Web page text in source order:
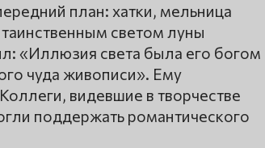
план: хатки, мельница
светом луны
«Иллюзия света была его богом
чуда живописи». Ему
видевшие в творчестве
поддержать романтического